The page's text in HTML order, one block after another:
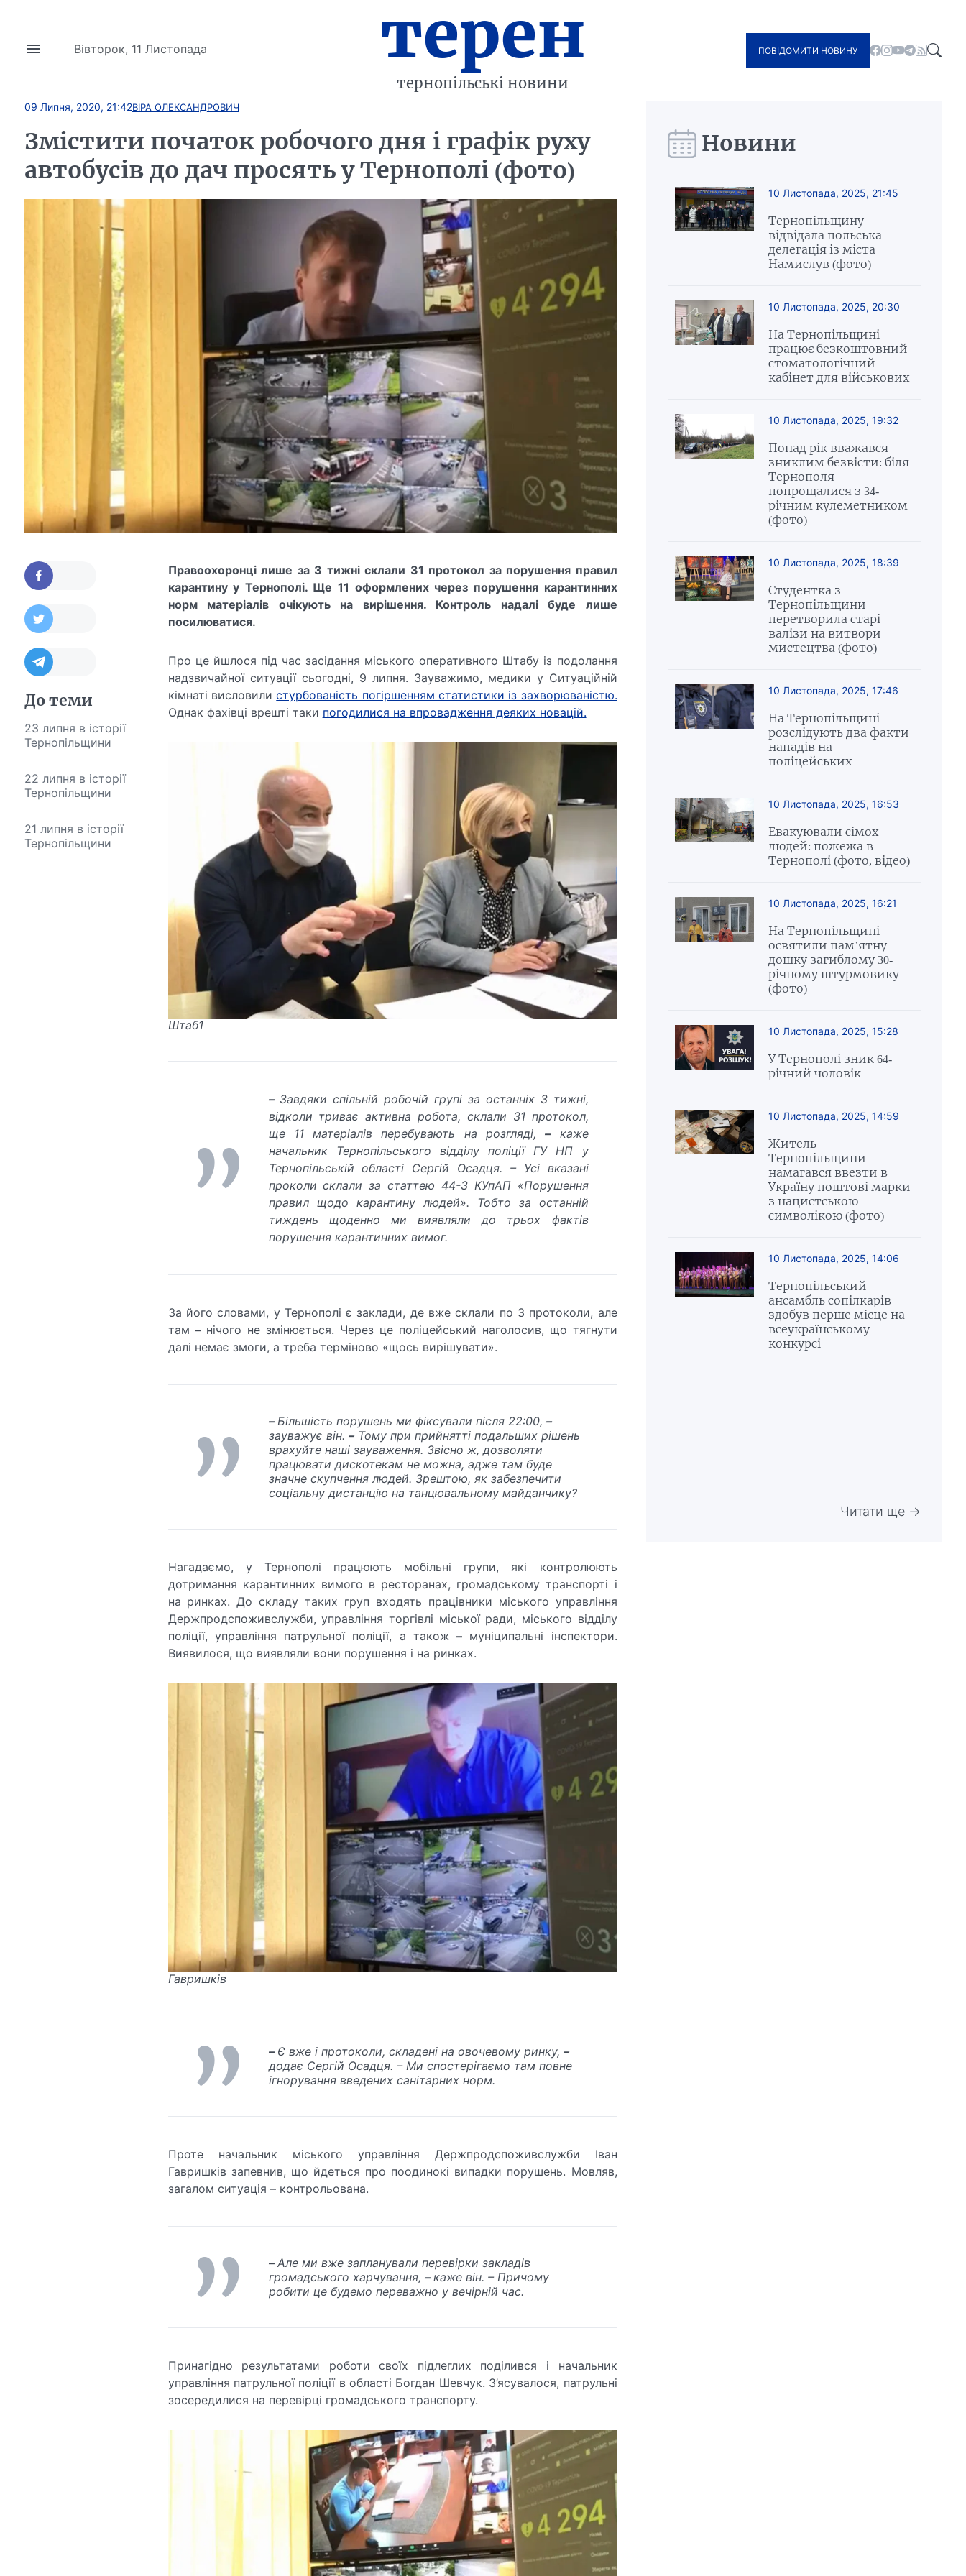
Вівторок, 11 Листопада терен
тернопільські новини
ПОВІДОМИТИ НОВИНУ
09 Липня, 2020, 21:42ВІРА ОЛЕКСАНДРОВИЧ
Змістити початок робочого дня і графік руху
автобусів до дач просять у Тернополі (фото)
До теми
23 липня в історії
Тернопільщини
22 липня в історії
Тернопільщини
21 липня в історії
Тернопільщини
Правоохоронці лише за 3 тижні склали 31 протокол за порушення правил
карантину у Тернополі. Ще 11 оформлених через порушення карантинних
норм матеріалів очікують на вирішення. Контроль надалі буде лише
посилюватися.
Про це йшлося під час засідання міського оперативного Штабу із подолання
надзвичайної ситуації сьогодні, 9 липня. Зауважимо, медики у Ситуаційній
кімнаті висловилистурбованість погіршенням статистики із захворюваністю.
Однак фахівці врешті таки погодилися на впровадження деяких новацій.
Штаб1
– Завдяки спільній робочій групі за останніх 3 тижні,
відколи триває активна робота, склали 31 протокол,
ще 11 матеріалів перебувають на розгляді,– каже
начальник Тернопільського відділу поліції ГУ НП у
Тернопільській області Сергій Осадця. – Усі вказані
проколи склали за статтею 44-3 КУпАП «Порушення
правил щодо карантину людей». Тобто за останній
тиждень щоденно ми виявляли до трьох фактів
порушення карантинних вимог.
За його словами, у Тернополі є заклади, де вже склали по 3 протоколи, але
там – нічого не змінюється. Через це поліцейський наголосив, що тягнути
далі немає змоги, а треба терміново «щось вирішувати».
– Більшість порушень ми фіксували після 22:00, –
зауважує він. –Тому при прийнятті подальших рішень
врахуйте наші зауваження. Звісно ж, дозволяти
працювати дискотекам не можна, адже там буде
значне скупчення людей. Зрештою, як забезпечити
соціальну дистанцію на танцювальному майданчику?
Нагадаємо, у Тернополі працюють мобільні групи, які контролюють
дотримання карантинних вимого в ресторанах, громадському транспорті і
на ринках. До складу таких груп входять працівники міського управління
Держпродспоживслужби, управління торгівлі міської ради, міського відділу
поліції, управління патрульної поліції, а також– муніципальні інспектори.
Виявилося, що виявляли вони порушення і на ринках.
Гавришків
– Є вже і протоколи, складені на овочевому ринку, –
додає Сергій Осадця. – Ми спостерігаємо там повне
ігнорування введених санітарних норм.
Проте начальник міського управління Держпродспоживслужби Іван
Гавришків запевнив, що йдеться про поодинокі випадки порушень. Мовляв,
загалом ситуація – контрольована.
– Але ми вже запланували перевірки закладів
громадського харчування, – каже він. – Причому
робити це будемо переважно у вечірній час.
Принагідно результатами роботи своїх підлеглих поділився і начальник
управління патрульної поліції в області Богдан Шевчук. З’ясувалося, патрульні
зосередилися на перевірці громадського транспорту.
Новини
10 Листопада, 2025, 21:45
Тернопільщину
відвідала польська
делегація із міста
Намислув (фото)
10 Листопада, 2025, 20:30
На Тернопільщині
працює безкоштовний
стоматологічний
кабінет для військових
10 Листопада, 2025, 19:32
Понад рік вважався
зниклим безвісти: біля
Тернополя
попрощалися з 34-
річним кулеметником
(фото)
10 Листопада, 2025, 18:39
Студентка з
Тернопільщини
перетворила старі
валізи на витвори
мистецтва (фото)
10 Листопада, 2025, 17:46
На Тернопільщині
розслідують два факти
нападів на
поліцейських
10 Листопада, 2025, 16:53
Евакуювали сімох
людей: пожежа в
Тернополі (фото, відео)
10 Листопада, 2025, 16:21
На Тернопільщині
освятили пам’ятну
дошку загиблому 30-
річному штурмовику
(фото)
10 Листопада, 2025, 15:28
У Тернополі зник 64-
річний чоловік
10 Листопада, 2025, 14:59
Житель
Тернопільщини
намагався ввезти в
Україну поштові марки
з нацистською
символікою (фото)
10 Листопада, 2025, 14:06
Тернопільський
ансамбль сопілкарів
здобув перше місце на
всеукраїнському
конкурсі
Читати ще →